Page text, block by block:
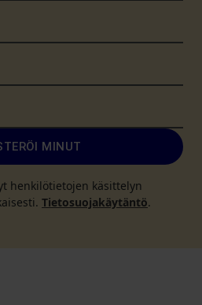
MINUT
henkilötietojen käsittelyn
Tietosuojakäytäntö.